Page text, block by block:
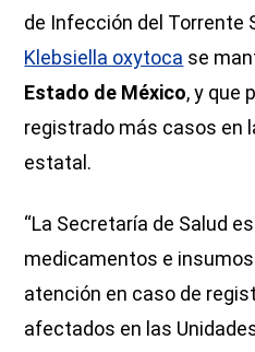
de Infección del Torrente
Klebsiella oxytoca se
Estado de México, y que
registrado más casos en
estatal.
“La Secretaría de Salud
medicamentos e
atención en caso de
afectados en las